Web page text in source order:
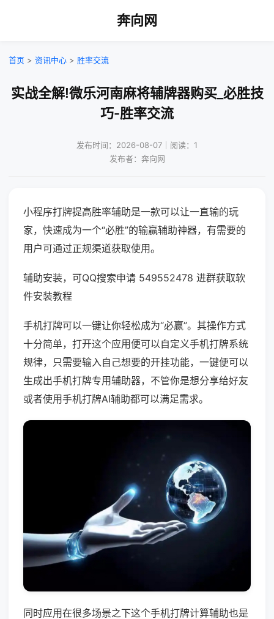
奔向网
首页 > 资讯中心 > 胜率交流
实战全解!微乐河南麻将辅牌器购买_必胜技
巧-胜率交流
发布时间：2026-08-07｜阅读：1
发布者：奔向网
小程序打牌提高胜率辅助是一款可以让一直输的玩
家，快速成为一个“必胜”的输赢辅助神器，有需要的
用户可通过正规渠道获取使用。
辅助安装，可QQ搜索申请 549552478 进群获取软
件安装教程
手机打牌可以一键让你轻松成为“必赢”。其操作方式
十分简单，打开这个应用便可以自定义手机打牌系统
规律，只需要输入自己想要的开挂功能，一键便可以
生成出手机打牌专用辅助器，不管你是想分享给好友
或者使用手机打牌AI辅助都可以满足需求。
同时应用在很多场景之下这个手机打牌计算辅助也是